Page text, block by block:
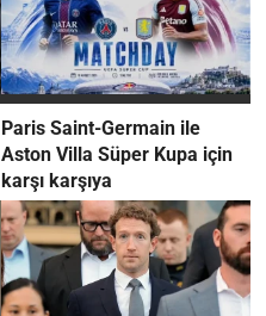
Paris Saint-Germain ile
Aston Villa Süper Kupa için
karşı karşıya